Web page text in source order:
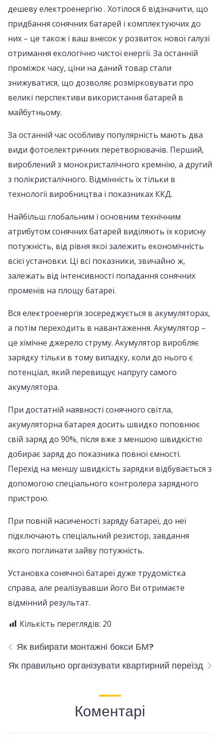
дешеву електроенергію . Хотілося б відзначити, що
придбання сонячних батарей і комплектуючих до
них – це також і ваш внесок у розвиток нової галузі
отримання екологічно чистої енергії. За останній
проміжок часу, ціни на даний товар стали
знижуватися, що дозволяє розмірковувати про
великі перспективи використання батарей в
майбутньому.
За останній час особливу популярність мають два
види фотоелектричних перетворювачів. Перший,
вироблений з монокристалічного кремнію, а другий
з полікристалічного. Відмінність їх тільки в
технології виробництва і показниках ККД.
Найбільш глобальним і основним технічним
атрибутом сонячних батарей виділяють їх корисну
потужність, від рівня якої залежить економічність
всієї установки. Ці всі показники, звичайно ж,
залежать від інтенсивності попадання сонячних
променів на площу батареї.
Вся електроенергія зосереджується в акумуляторах,
а потім переходить в навантаження. Акумулятор –
це хімічне джерело струму. Акумулятор виробляє
зарядку тільки в тому випадку, коли до нього є
потенціал, який перевищує напругу самого
акумулятора.
При достатній наявності сонячного світла,
акумуляторна батарея досить швидко поповнює
свій заряд до 90%, після вже з меншою швидкістю
добирає заряд до показника повної ємності.
Перехід на меншу швидкість зарядки відбувається з
допомогою спеціального контролера зарядного
пристрою.
При повній насиченості заряду батареї, до неї
підключають спеціальний резистор, завдання
якого поглинати зайву потужність.
Установка сонячної батареї дуже трудомістка
справа, але реалізувавши його Ви отримаєте
відмінний результат.
Кількість переглядів: 20
Як вибирати монтажні бокси БМ?
Як правильно організувати квартирний переїзд
Коментарі